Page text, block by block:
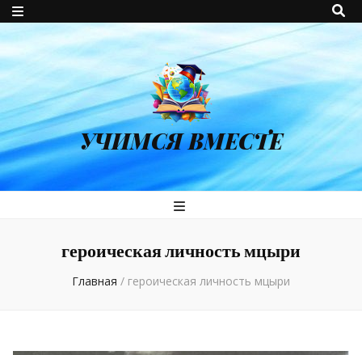
УЧИМСЯ ВМЕСТЕ
героическая личность мцыри
Главная / героическая личность мцыри